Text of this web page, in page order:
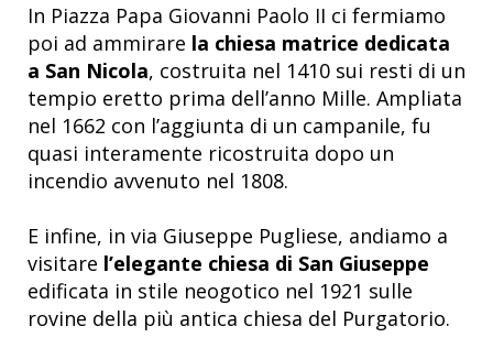
In Piazza Papa Giovanni Paolo II ci fermiamo
poi ad ammirare la chiesa matrice dedicata
a San Nicola, costruita nel 1410 sui resti di un
tempio eretto prima dell’anno Mille. Ampliata
nel 1662 con l’aggiunta di un campanile, fu
quasi interamente ricostruita dopo un
incendio avvenuto nel 1808.
E infine, in via Giuseppe Pugliese, andiamo a
visitare l’elegante chiesa di San Giuseppe
edificata in stile neogotico nel 1921 sulle
rovine della più antica chiesa del Purgatorio.